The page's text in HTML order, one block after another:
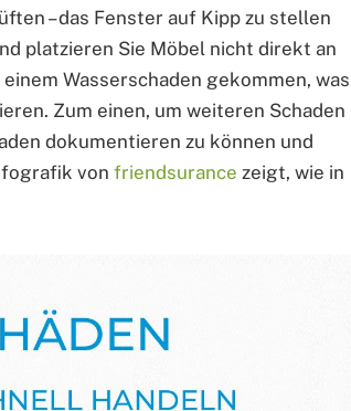
– das Fenster auf Kipp zu stellen
platzieren Sie Möbel nicht direkt an
Wasserschaden gekommen, was
Zum einen, um weiteren Schaden
dokumentieren zu können und
von friendsurance zeigt, wie in